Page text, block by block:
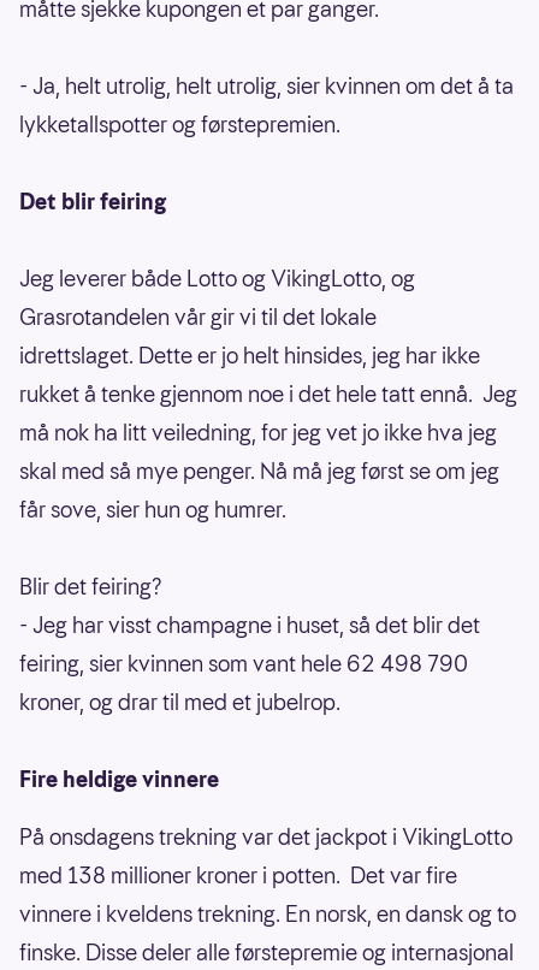
måtte sjekke kupongen et par ganger.
- Ja, helt utrolig, helt utrolig, sier kvinnen om det å ta
lykketallspotter og førstepremien.
Det blir feiring
Jeg leverer både Lotto og VikingLotto, og
Grasrotandelen vår gir vi til det lokale
idrettslaget. Dette er jo helt hinsides, jeg har ikke
rukket å tenke gjennom noe i det hele tatt ennå. Jeg
må nok ha litt veiledning, for jeg vet jo ikke hva jeg
skal med så mye penger. Nå må jeg først se om jeg
får sove, sier hun og humrer.
Blir det feiring?
- Jeg har visst champagne i huset, så det blir det
feiring, sier kvinnen som vant hele 62 498 790
kroner, og drar til med et jubelrop.
Fire heldige vinnere
På onsdagens trekning var det jackpot i VikingLotto
med 138 millioner kroner i potten. Det var fire
vinnere i kveldens trekning. En norsk, en dansk og to
finske. Disse deler alle førstepremie og internasjonal